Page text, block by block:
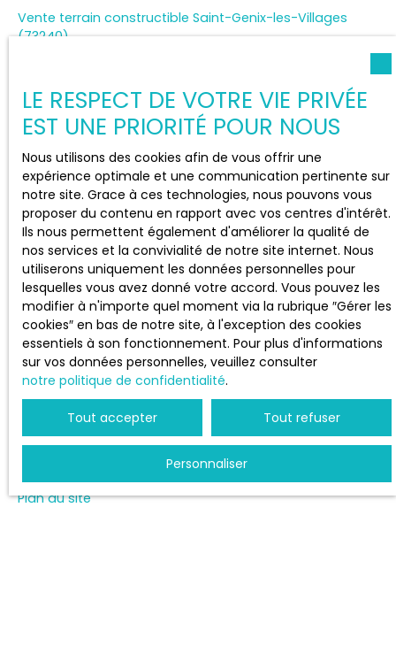
Vente terrain constructible Saint-Genix-les-Villages
(73240)
JE SUIS PROPRIÉTAIRE
Estimez votre bien
Vendre avec nous
Espace vendeur
Gestion locative
Nous contacter
INFORMATIONS
Nos honoraires
Mentions légales
Politique de confidentialité
Plan du site
LE RESPECT DE VOTRE VIE PRIVÉE
EST UNE PRIORITÉ POUR NOUS
Nous utilisons des cookies afin de vous offrir une
expérience optimale et une communication pertinente sur
notre site. Grace à ces technologies, nous pouvons vous
proposer du contenu en rapport avec vos centres d'intérêt.
Ils nous permettent également d'améliorer la qualité de
nos services et la convivialité de notre site internet. Nous
utiliserons uniquement les données personnelles pour
lesquelles vous avez donné votre accord. Vous pouvez les
modifier à n'importe quel moment via la rubrique ″Gérer les
cookies″ en bas de notre site, à l'exception des cookies
essentiels à son fonctionnement. Pour plus d'informations
sur vos données personnelles, veuillez consulter
notre politique de confidentialité.
Tout accepter Tout refuser
Personnaliser